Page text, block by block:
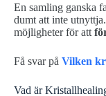
En samling ganska
dumt att inte
möjligheter för att
Få svar på Vilken
Vad är